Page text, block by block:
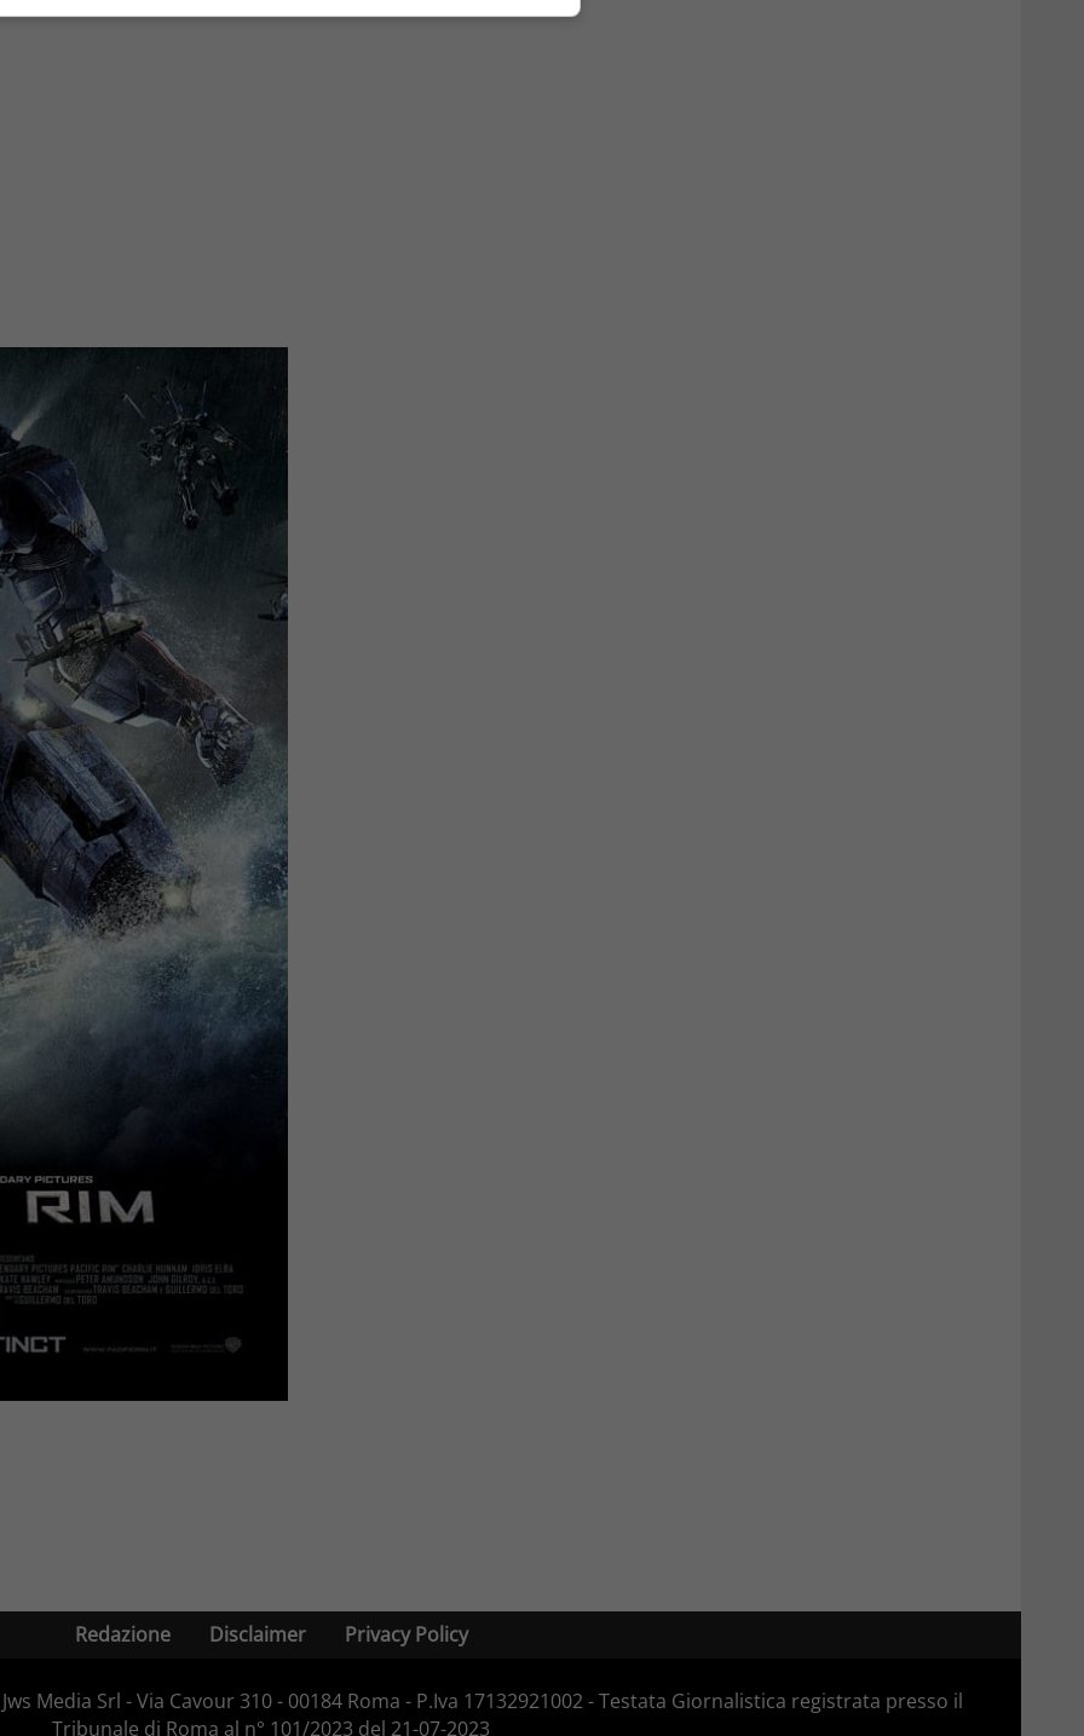
Redazione Disclaimer Privacy Policy
Media Srl - Via Cavour 310 - 00184 Roma - P.Iva 17132921002 - Testata Giornalistica registrata presso il
Tribunale di Roma al n° 101/2023 del 21-07-2023